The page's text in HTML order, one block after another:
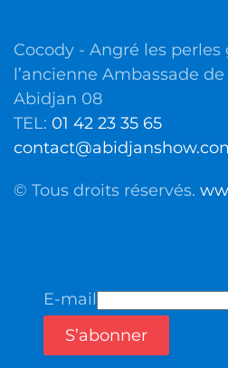
Cocody - Angré les perles
l’ancienne Ambassade
Abidjan 08
TEL: 01 42 23 35 65
© Tous droits réservés.
E-mail
S’abonner